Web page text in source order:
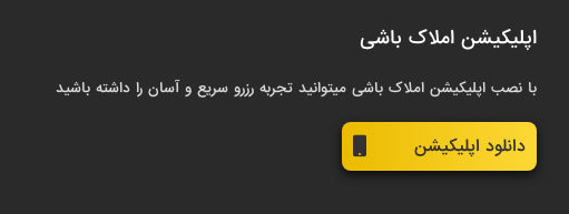
اپلیکیشن املاک باشی
با نصب اپلیکیشن املاک باشی میتوانید تجربه رزرو سریع و آسان را داشته باشید
دانلود اپلیکیشن